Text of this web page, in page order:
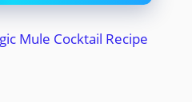
Mule Cocktail Recipe